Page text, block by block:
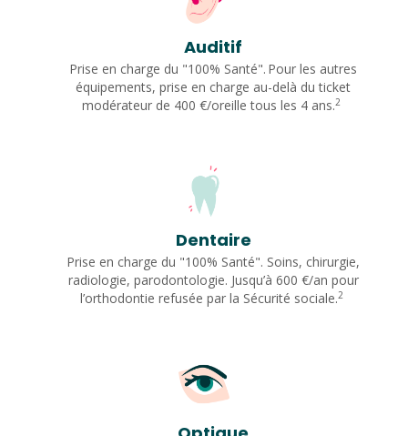
Auditif
Prise en charge du "100% Santé". Pour les autres
équipements, prise en charge au-delà du ticket
modérateur de 400 €/oreille tous les 4 ans.2
Dentaire
Prise en charge du "100% Santé". Soins, chirurgie,
radiologie, parodontologie. Jusqu’à 600 €/an pour
l’orthodontie refusée par la Sécurité sociale.2